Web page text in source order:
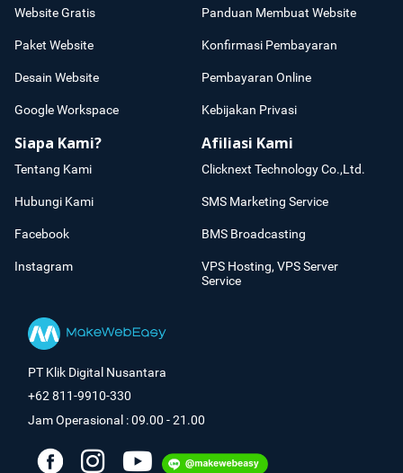
Website Gratis
Paket Website
Desain Website
Google Workspace
Panduan Membuat Website
Konfirmasi Pembayaran
Pembayaran Online
Kebijakan Privasi
Siapa Kami?
Tentang Kami
Hubungi Kami
Facebook
Instagram
Afiliasi Kami
Clicknext Technology Co.,Ltd.
SMS Marketing Service
BMS Broadcasting
VPS Hosting, VPS Server
Service
PT Klik Digital Nusantara
+62 811-9910-330
Jam Operasional : 09.00 - 21.00